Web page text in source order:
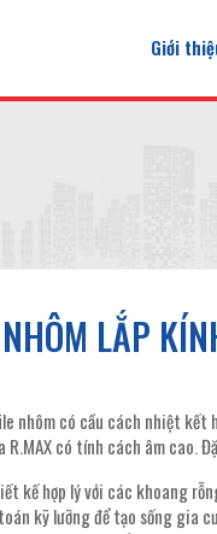
Giới
LẮP
nhôm có cầu cách nhiệt kết
R.MAX có tính cách âm
kế hợp lý với các khoang
kỹ lưỡng để tạo sống gia